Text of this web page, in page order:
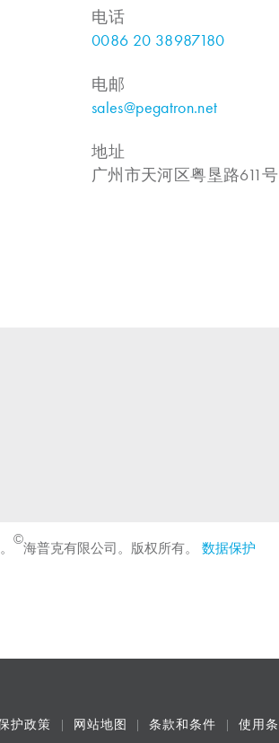
电话
0086 20 38987180
电邮
sales@pegatron.net
地址
广州市天河区粤垦路611
©
海普克有限公司。版权所有。 数据保护
护政策 网站地图 条款和条件 使用